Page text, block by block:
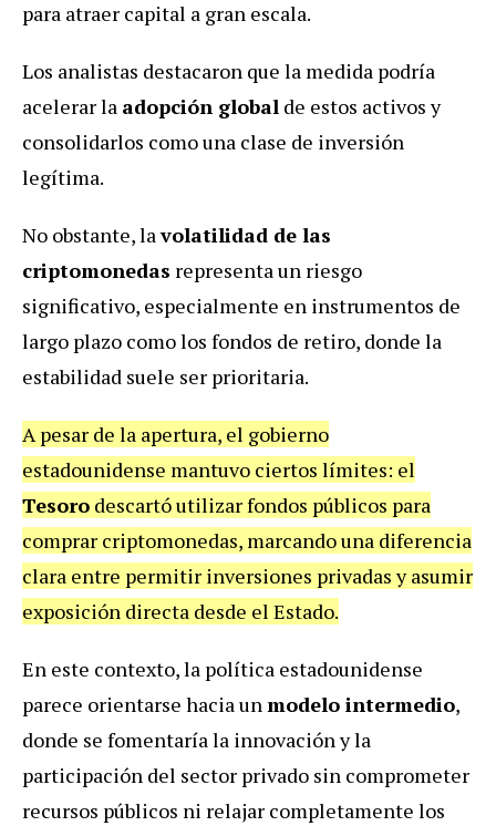
para atraer capital a gran escala.
Los analistas destacaron que la medida podría
acelerar la adopción global de estos activos y
consolidarlos como una clase de inversión
legítima.
No obstante, lavolatilidad de las
criptomonedas representa un riesgo
significativo, especialmente en instrumentos de
largo plazo como los fondos de retiro, donde la
estabilidad suele ser prioritaria.
A pesar de la apertura, el gobierno
estadounidense mantuvo ciertos límites: el
Tesoro descartó utilizar fondos públicos para
comprar criptomonedas, marcando una diferencia
clara entre permitir inversiones privadas y asumir
exposición directa desde el Estado.
En este contexto, la política estadounidense
parece orientarse hacia unmodelo intermedio,
donde se fomentaría la innovación y la
participación del sector privado sin comprometer
recursos públicos ni relajar completamente los